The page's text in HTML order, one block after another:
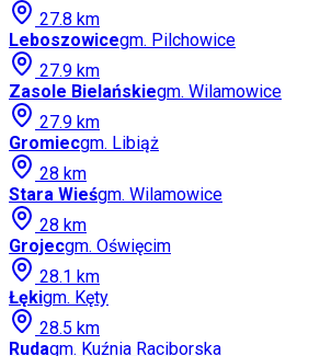
27.8 km
Leboszowicegm. Pilchowice
27.9 km
Zasole Bielańskiegm. Wilamowice
27.9 km
Gromiecgm. Libiąż
28 km
Stara Wieśgm. Wilamowice
28 km
Grojecgm. Oświęcim
28.1 km
Łękigm. Kęty
28.5 km
Rudagm. Kuźnia Raciborska